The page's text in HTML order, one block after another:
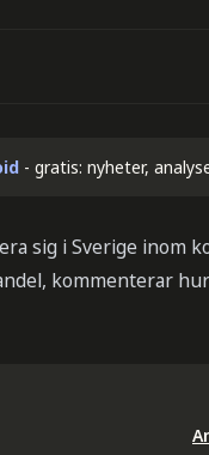
- gratis: nyheter,
sig i Sverige inom
kommenterar